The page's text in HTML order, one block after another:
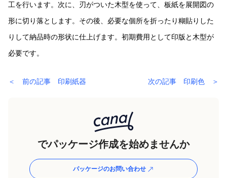
工を行います。次に、刃がついた木型を使って、板紙を展開図の
形に切り落とします。その後、必要な個所を折ったり糊貼りした
りして納品時の形状に仕上げます。初期費用として印版と木型が
必要です。
＜ 前の記事 印刷紙器 次の記事 印刷色 ＞
でパッケージ作成を始めませんか
パッケージのお問い合わせ